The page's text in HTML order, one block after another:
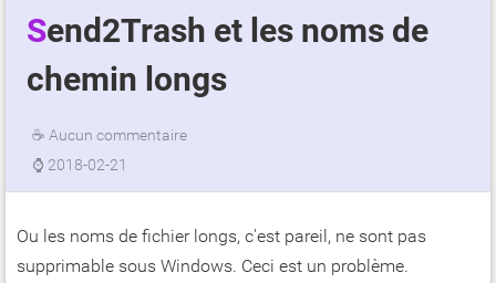
Send2Trash et les noms de
chemin longs
☕ Aucun commentaire
⌚ 2018-02-21
Ou les noms de fichier longs, c'est pareil, ne sont pas
supprimable sous Windows. Ceci est un problème.